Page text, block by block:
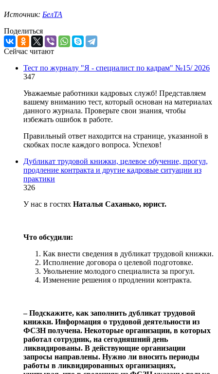
Источник: БелТА
Поделиться
Сейчас читают
Тест по журналу "Я - специалист по кадрам" №15/ 2026
347
Уважаемые работники кадровых служб! Представляем
вашему вниманию тест, который основан на материалах
данного журнала. Проверьте свои знания, чтобы
избежать ошибок в работе.
Правильный ответ находится на странице, указанной в
скобках после каждого вопроса. Успехов!
Дубликат трудовой книжки, целевое обучение, прогул,
продление контракта и другие кадровые ситуации из
практики
326
У нас в гостях Наталья Саханько, юрист.
Что обсудили:
Как внести сведения в дубликат трудовой книжки.
Исполнение договора о целевой подготовке.
Увольнение молодого специалиста за прогул.
Изменение решения о продлении контракта.
‒ Подскажите, как заполнить дубликат трудовой
книжки. Информация о трудовой деятельности из
ФСЗН получена. Некоторые организации, в которых
работал сотрудник, на сегодняшний день
ликвидированы. В действующие организации
запросы направлены. Нужно ли вносить периоды
работы в ликвидированных организациях,